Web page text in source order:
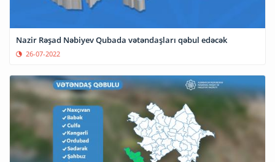
Nazir Rəşad Nəbiyev Qubada vətəndaşları qəbul edəcək
26-07-2022